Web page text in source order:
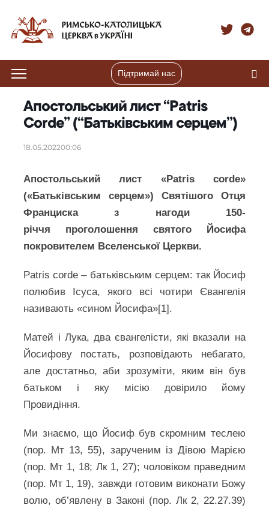
Підтримай нас
Апостольський лист “Patris
Corde” (“Батьківським серцем”)
18.05.202200:06
Апостольський лист «Patris corde»
(«Батьківським серцем») Святішого Отця
Франциска з нагоди 150-
річчя проголошення святого Йосифа
покровителем Вселенської Церкви.
Patris corde – батьківським серцем: так Йосиф
полюбив Ісуса, якого всі чотири Євангелія
називають «сином Йосифа»[1].
Матей і Лука, два євангелісти, які вказали на
Йосифову постать, розповідають небагато,
але достатньо, аби зрозуміти, яким він був
батьком і яку місію довірило йому
Провидіння.
Ми знаємо, що Йосиф був скромним теслею
(пор. Мт 13, 55), зарученим із Дівою Марією
(пор. Мт 1, 18; Лк 1, 27); чоловіком праведним
(пор. Мт 1, 19), завжди готовим виконати Божу
волю, об’явлену в Законі (пор. Лк 2, 22.27.39)